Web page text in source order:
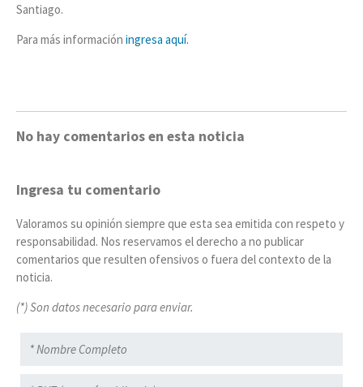
Santiago.
Para más información ingresa aquí.
No hay comentarios en esta noticia
Ingresa tu comentario
Valoramos su opinión siempre que esta sea emitida con respeto y
responsabilidad. Nos reservamos el derecho a no publicar
comentarios que resulten ofensivos o fuera del contexto de la
noticia.
(*) Son datos necesario para enviar.